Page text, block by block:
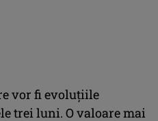
vor fi evoluţiile
trei luni. O valoare mai